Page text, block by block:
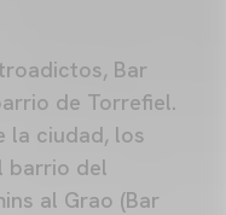
Bar
de Torrefiel.
la ciudad, los
barrio del
al Grao (Bar